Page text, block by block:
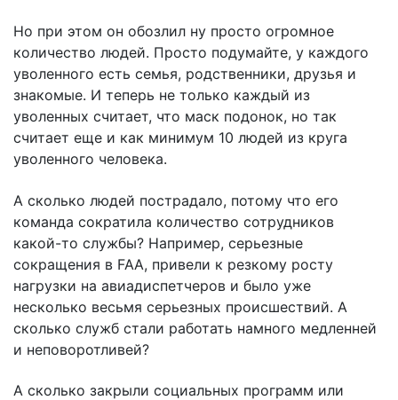
Но при этом он обозлил ну просто огромное
количество людей. Просто подумайте, у каждого
уволенного есть семья, родственники, друзья и
знакомые. И теперь не только каждый из
уволенных считает, что маск подонок, но так
считает еще и как минимум 10 людей из круга
уволенного человека.
А сколько людей пострадало, потому что его
команда сократила количество сотрудников
какой-то службы? Например, серьезные
сокращения в FAA, привели к резкому росту
нагрузки на авиадиспетчеров и было уже
несколько весьмя серьезных происшествий. А
сколько служб стали работать намного медленней
и неповоротливей?
А сколько закрыли социальных программ или